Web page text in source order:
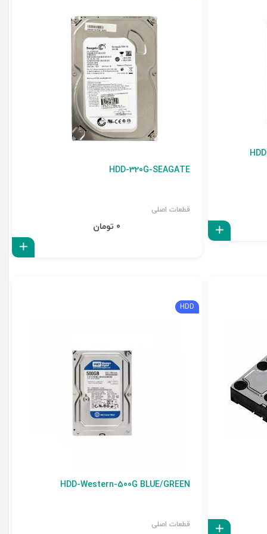
HDD-320G-SEAGATE
قطعات اصلی
0 تومان
افزودن به سبد
HDD
HDD-Western-500G BLUE/GREEN
قطعات اصلی